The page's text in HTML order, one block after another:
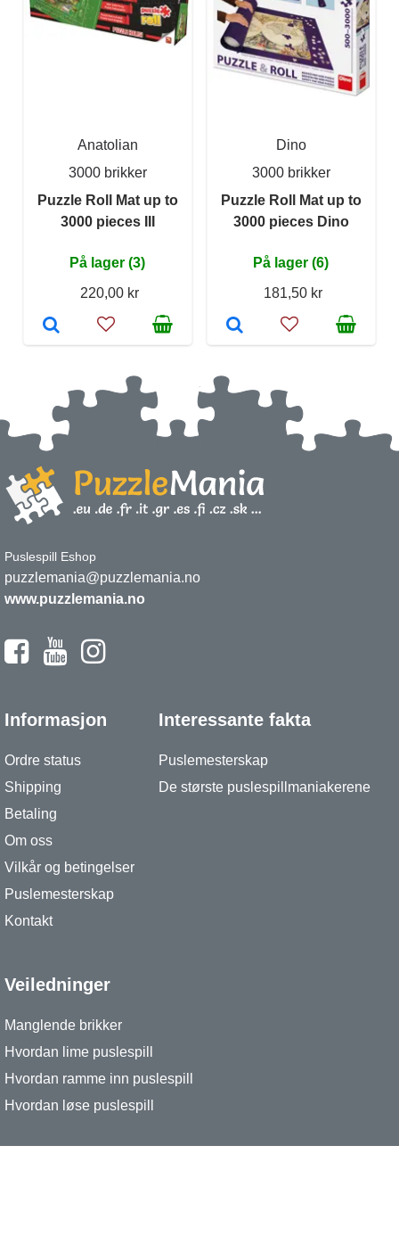
Anatolian
3000 brikker
Puzzle Roll Mat up to
3000 pieces III
På lager (3)
220,00 kr
Dino
3000 brikker
Puzzle Roll Mat up to
3000 pieces Dino
På lager (6)
181,50 kr
Puslespill Eshop
puzzlemania@puzzlemania.no
www.puzzlemania.no
Informasjon
Ordre status
Shipping
Betaling
Om oss
Vilkår og betingelser
Puslemesterskap
Kontakt
Interessante fakta
Puslemesterskap
De største puslespillmaniakerene
Veiledninger
Manglende brikker
Hvordan lime puslespill
Hvordan ramme inn puslespill
Hvordan løse puslespill